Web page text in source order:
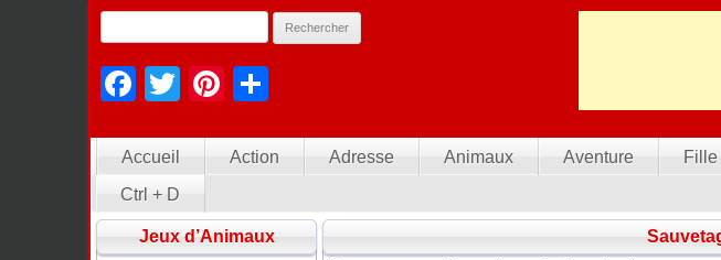
Facebook
TwitterPinterest
Accueil Action Adresse Animaux Aventure Fille
Ctrl + D
Jeux d’Animaux